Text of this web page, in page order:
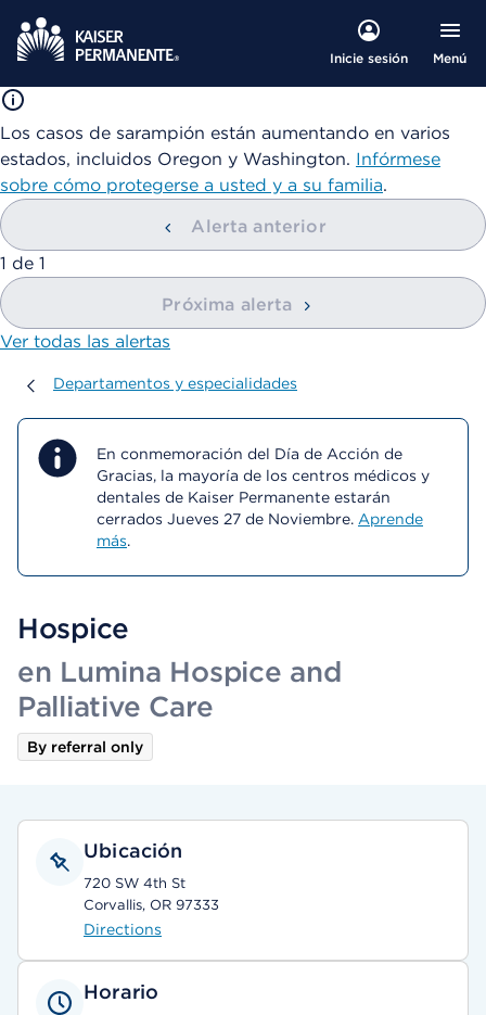
Inicie sesión Menú
Los casos de sarampión están aumentando en varios
estados, incluidos Oregon y Washington. Infórmese
sobre cómo protegerse a usted y a su familia.
Alerta anterior
mostrando
1 de 1
Próxima alerta
Ver todas las alertas
Departamentos y especialidades
Departamentos y especialidades
En conmemoración del Día de Acción de
Gracias, la mayoría de los centros médicos y
dentales de Kaiser Permanente estarán
cerrados Jueves 27 de Noviembre. Aprende
más.
Hospice
en Lumina Hospice and
Palliative Care
By referral only
Ubicación
720 SW 4th St
Corvallis, OR 97333
Directions
Horario